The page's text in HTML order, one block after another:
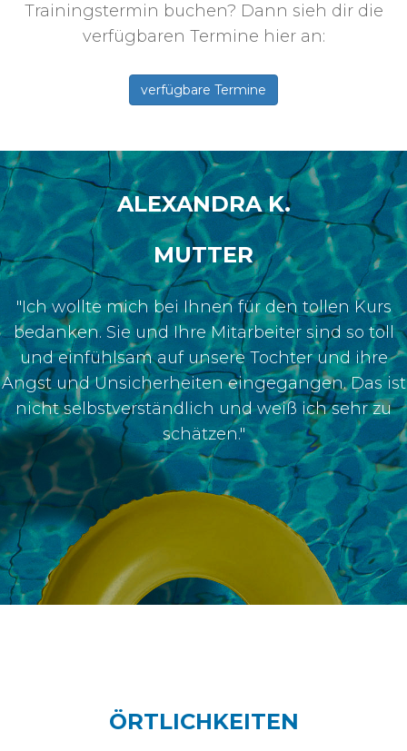
Trainingstermin buchen? Dann sieh dir die
verfügbaren Termine hier an:
verfügbare Termine
ALEXANDRA K.
MUTTER
"Ich wollte mich bei Ihnen für den tollen Kurs
bedanken. Sie und Ihre Mitarbeiter sind so toll
und einfühlsam auf unsere Tochter und ihre
Angst und Unsicherheiten eingegangen. Das ist
nicht selbstverständlich und weiß ich sehr zu
schätzen."
ÖRTLICHKEITEN